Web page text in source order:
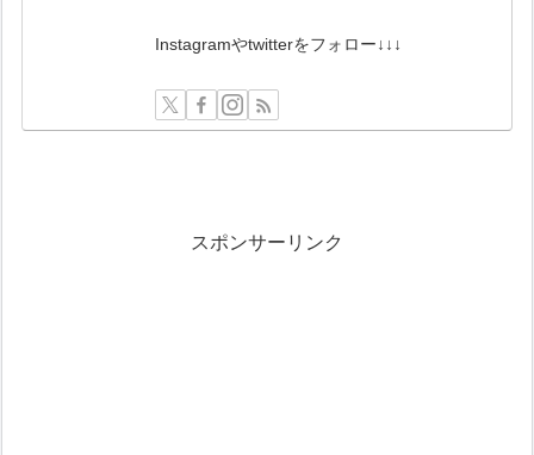
Instagramやtwitterをフォロー↓↓↓
スポンサーリンク